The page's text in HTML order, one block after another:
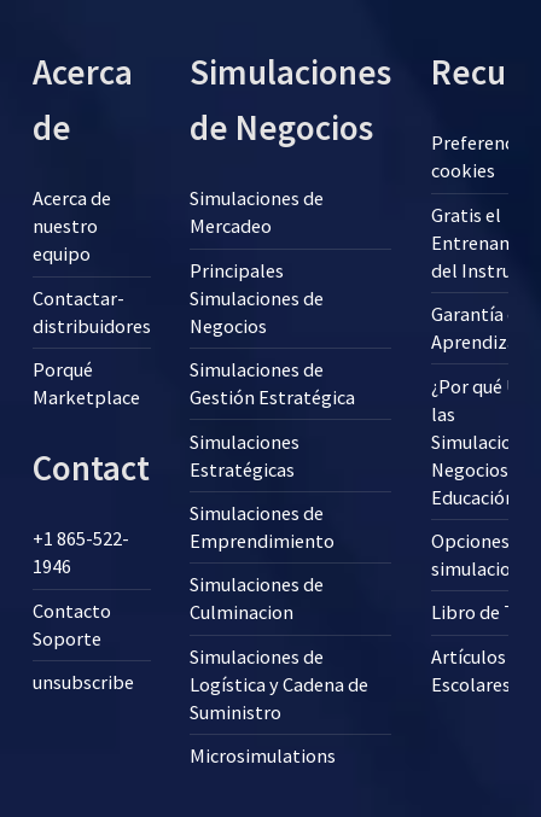
Acerca
de
Acerca de
nuestro
equipo
Contactar-
distribuidores
Porqué
Marketplace
Contact
+1 865-522-
1946
Contacto
Soporte
unsubscribe
Simulaciones
de Negocios
Simulaciones de
Mercadeo
Principales
Simulaciones de
Negocios
Simulaciones de
Gestión Estratégica
Simulaciones
Estratégicas
Simulaciones de
Emprendimiento
Simulaciones de
Culminacion
Simulaciones de
Logística y Cadena de
Suministro
Microsimulations
Preferencias
cookies
Gratis el
del
Garantía de
Aprendizaje
¿Por qué
las
Negocios en
Educación?
Opciones
simulaciones
Libro de
Artículos
Escolares